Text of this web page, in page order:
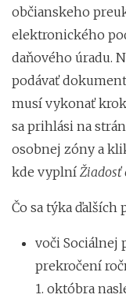
občianskeho
elektronického
daňového úradu.
podávať
musí vykonať
sa prihlási na
osobnej zóny a
kde vyplní Žiadosť
Čo sa týka ďalších
voči Sociálnej
prekročení
1. októbra